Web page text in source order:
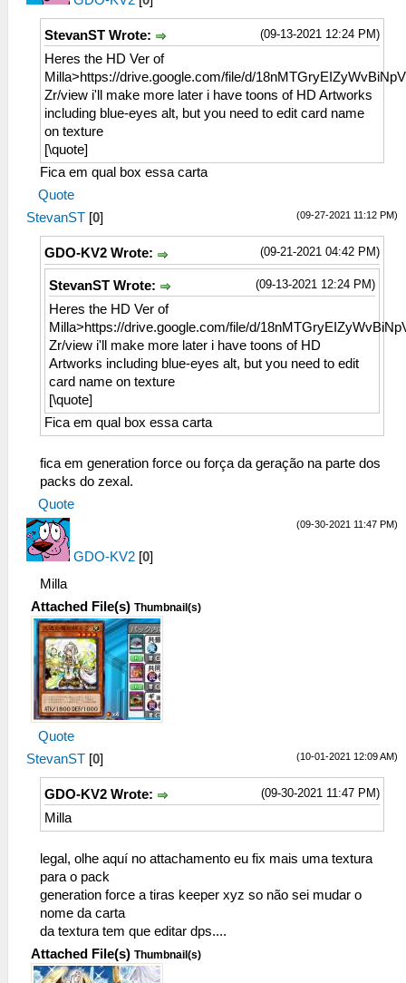
(09-13-2021 12:24 PM)
StevanST Wrote:
Heres the HD Ver of
Milla>https://drive.google.com/file/d/
Zr/view i'll make more later i have toons of HD Artworks
including blue-eyes alt, but you need to edit card name
on texture
[\quote]
Fica em qual box essa carta
Quote
(09-27-2021 11:12 PM)
StevanST [0]
(09-21-2021 04:42 PM)
GDO-KV2 Wrote:
(09-13-2021 12:24 PM)
StevanST Wrote:
Heres the HD Ver of
Milla>https://drive.google.com/file/d/
Zr/view i'll make more later i have toons of HD
Artworks including blue-eyes alt, but you need to edit
card name on texture
[\quote]
Fica em qual box essa carta
fica em generation force ou força da geração na parte dos
packs do zexal.
Quote
(09-30-2021 11:47 PM)
GDO-KV2 [0]
Milla
Attached File(s) Thumbnail(s)
Quote
(10-01-2021 12:09 AM)
StevanST [0]
(09-30-2021 11:47 PM)
GDO-KV2 Wrote:
Milla
legal, olhe aquí no attachamento eu fix mais uma textura
para o pack
generation force a tiras keeper xyz so não sei mudar o
nome da carta
da textura tem que editar dps....
Attached File(s) Thumbnail(s)